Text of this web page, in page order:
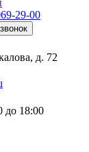
29-00
д. 72
до 18:00